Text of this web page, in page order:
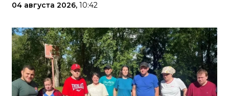
04 августа 2026, 10:42